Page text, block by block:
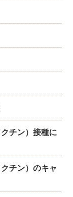
チン）接種に
チン）のキャ